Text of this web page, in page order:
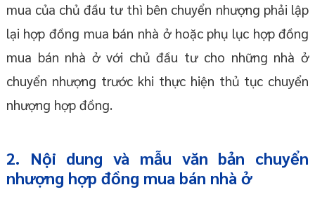
mua của chủ đầu tư thì bên chuyển nhượng phải lập
lại hợp đồng mua bán nhà ở hoặc phụ lục hợp đồng
mua bán nhà ở với chủ đầu tư cho những nhà ở
chuyển nhượng trước khi thực hiện thủ tục chuyển
nhượng hợp đồng.
2. Nội dung và mẫu văn bản chuyển
nhượng hợp đồng mua bán nhà ở